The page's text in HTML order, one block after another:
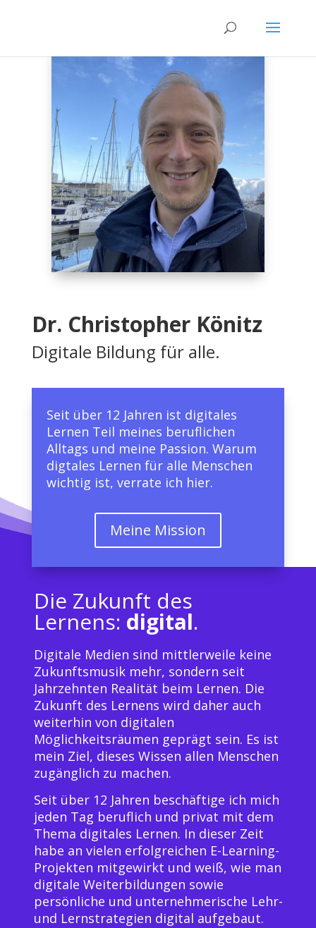
Dr. Christopher Könitz
Digitale Bildung für alle.
Seit über 12 Jahren ist digitales
Lernen Teil meines beruflichen
Alltags und meine Passion. Warum
digtales Lernen für alle Menschen
wichtig ist, verrate ich hier.
Meine Mission
Die Zukunft des
Lernens: digital.
Digitale Medien sind mittlerweile keine
Zukunftsmusik mehr, sondern seit
Jahrzehnten Realität beim Lernen. Die
Zukunft des Lernens wird daher auch
weiterhin von digitalen
Möglichkeitsräumen geprägt sein. Es ist
mein Ziel, dieses Wissen allen Menschen
zugänglich zu machen.
Seit über 12 Jahren beschäftige ich mich
jeden Tag beruflich und privat mit dem
Thema digitales Lernen. In dieser Zeit
habe an vielen erfolgreichen E-Learning-
Projekten mitgewirkt und weiß, wie man
digitale Weiterbildungen sowie
persönliche und unternehmerische Lehr-
und Lernstrategien digital aufgebaut.